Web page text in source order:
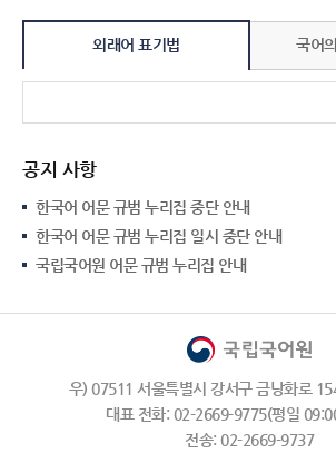
외래어 표기법 국어
공지 사항
한국어 어문 규범 누리집 중단 안내
한국어 어문 규범 누리집 일시 중단 안내
국립국어원 어문 규범 누리집 안내
우) 07511 서울특별시 강서구 금낭화로
대표 전화: 02-2669-9775(평일
전송: 02-2669-9737